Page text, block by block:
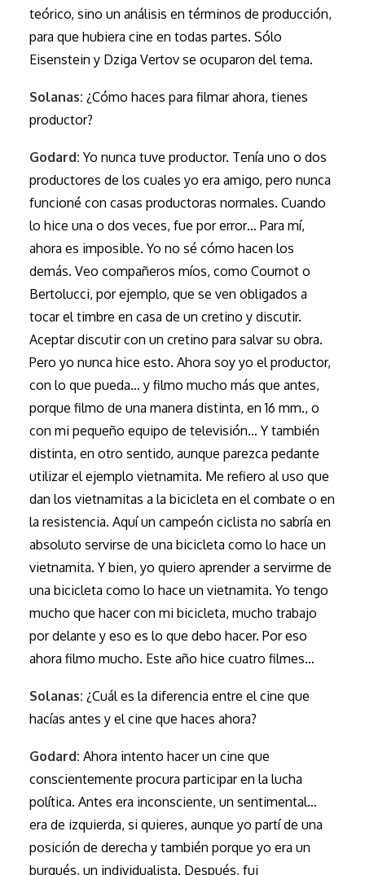
teórico, sino un análisis en términos de producción,
para que hubiera cine en todas partes. Sólo
Eisenstein y Dziga Vertov se ocuparon del tema.
Solanas: ¿Cómo haces para filmar ahora, tienes
productor?
Godard: Yo nunca tuve productor. Tenía uno o dos
productores de los cuales yo era amigo, pero nunca
funcioné con casas productoras normales. Cuando
lo hice una o dos veces, fue por error… Para mí,
ahora es imposible. Yo no sé cómo hacen los
demás. Veo compañeros míos, como Cournot o
Bertolucci, por ejemplo, que se ven obligados a
tocar el timbre en casa de un cretino y discutir.
Aceptar discutir con un cretino para salvar su obra.
Pero yo nunca hice esto. Ahora soy yo el productor,
con lo que pueda… y filmo mucho más que antes,
porque filmo de una manera distinta, en 16 mm., o
con mi pequeño equipo de televisión… Y también
distinta, en otro sentido, aunque parezca pedante
utilizar el ejemplo vietnamita. Me refiero al uso que
dan los vietnamitas a la bicicleta en el combate o en
la resistencia. Aquí un campeón ciclista no sabría en
absoluto servirse de una bicicleta como lo hace un
vietnamita. Y bien, yo quiero aprender a servirme de
una bicicleta como lo hace un vietnamita. Yo tengo
mucho que hacer con mi bicicleta, mucho trabajo
por delante y eso es lo que debo hacer. Por eso
ahora filmo mucho. Este año hice cuatro filmes…
Solanas: ¿Cuál es la diferencia entre el cine que
hacías antes y el cine que haces ahora?
Godard: Ahora intento hacer un cine que
conscientemente procura participar en la lucha
política. Antes era inconsciente, un sentimental…
era de izquierda, si quieres, aunque yo partí de una
posición de derecha y también porque yo era un
burgués, un individualista. Después, fui